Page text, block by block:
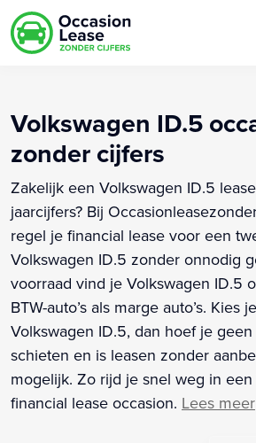
Volkswagen ID.5
zonder cijfers
Zakelijk een Volkswagen ID.5
jaarcijfers? Bij
regel je financial lease voor een
Volkswagen ID.5 zonder onnodig
voorraad vind je Volkswagen ID.5
BTW-auto’s als marge auto’s. Kies
Volkswagen ID.5, dan hoef je
schieten en is leasen zonder
mogelijk. Zo rijd je snel weg in
financial lease occasion. Lees meer